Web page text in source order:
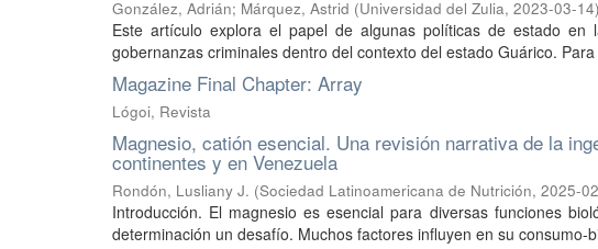
González, Adrián; Márquez, Astrid (Universidad del Zulia, 2023-03-14)
Este artículo explora el papel de algunas políticas de estado
gobernanzas criminales dentro del contexto del estado Guárico.
Magazine Final Chapter: Array
Lógoi, Revista
Magnesio, catión esencial. Una revisión narrativa de la
continentes y en Venezuela
Rondón, Lusliany J. (Sociedad Latinoamericana de Nutrición, 2025-
Introducción. El magnesio es esencial para diversas funciones
determinación un desafío. Muchos factores influyen en su consumo-